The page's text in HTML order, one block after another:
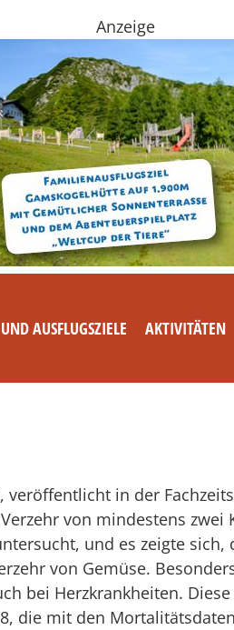
Anzeige
AUSFLUGSZIELE AKTIVITÄTEN
in der
von mindestens
und es zeigte
von Gemüse.
bei Herzkrankheiten.
die mit den